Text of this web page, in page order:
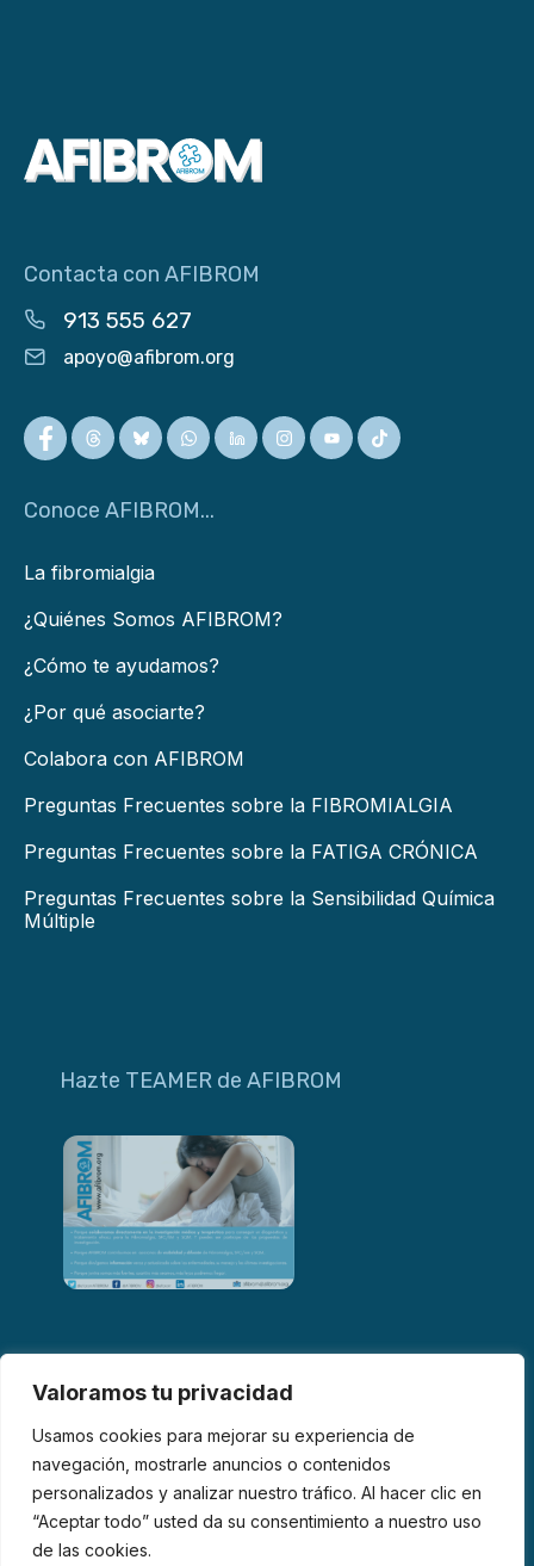
Valoramos tu privacidad
Usamos cookies para mejorar su experiencia de
navegación, mostrarle anuncios o contenidos
personalizados y analizar nuestro tráfico. Al hacer clic en
“Aceptar todo” usted da su consentimiento a nuestro uso
de las cookies.
Contacta con AFIBROM
913 555 627
apoyo@afibrom.org
Conoce AFIBROM...
La fibromialgia
¿Quiénes Somos AFIBROM?
¿Cómo te ayudamos?
¿Por qué asociarte?
Colabora con AFIBROM
Preguntas Frecuentes sobre la FIBROMIALGIA
Preguntas Frecuentes sobre la FATIGA CRÓNICA
Preguntas Frecuentes sobre la Sensibilidad Química
Múltiple
Hazte TEAMER de AFIBROM
© 2026 AFIBROM. Todos los derechos reservados.